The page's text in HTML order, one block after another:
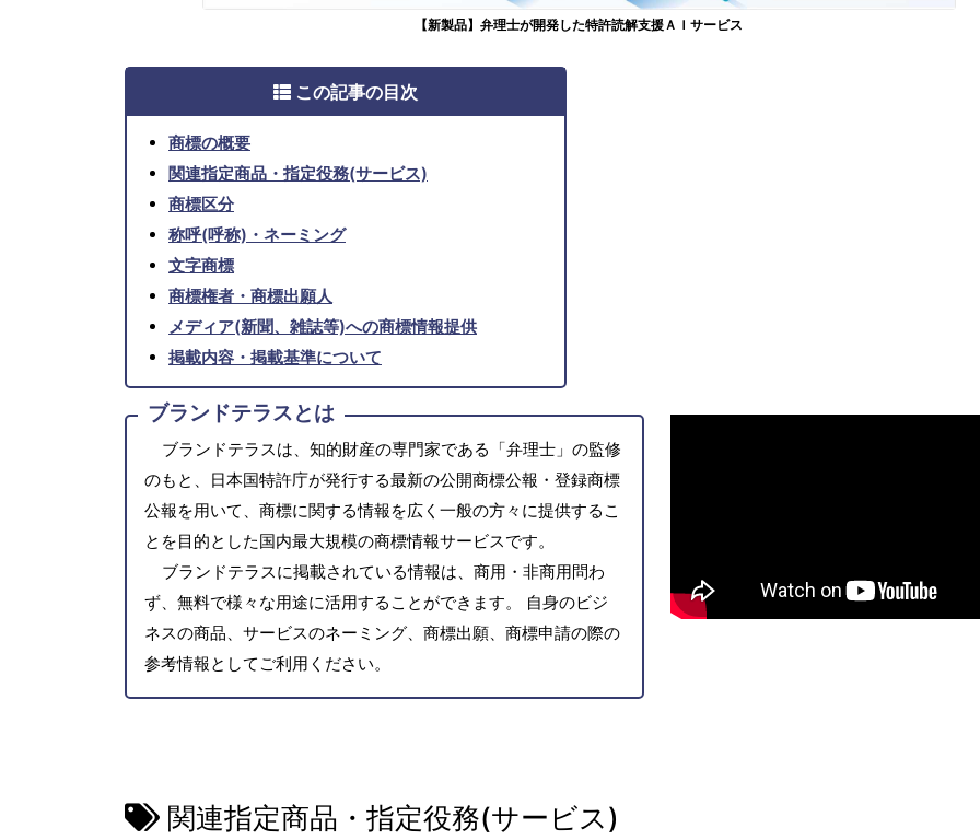
【新製品】弁理士が開発した特許読解支援ＡＩサービス
この記事の目次
商標の概要
関連指定商品・指定役務(サービス)
商標区分
称呼(呼称)・ネーミング
文字商標
商標権者・商標出願人
メディア(新聞、雑誌等)への商標情報提供
掲載内容・掲載基準について
ブランドテラスとは
ブランドテラスは、知的財産の専門家である「弁理士」の監修
のもと、日本国特許庁が発行する最新の公開商標公報・登録商標
公報を用いて、商標に関する情報を広く一般の方々に提供するこ
とを目的とした国内最大規模の商標情報サービスです。
ブランドテラスに掲載されている情報は、商用・非商用問わ
ず、無料で様々な用途に活用することができます。 自身のビジ
ネスの商品、サービスのネーミング、商標出願、商標申請の際の
参考情報としてご利用ください。
関連指定商品・指定役務(サービス)